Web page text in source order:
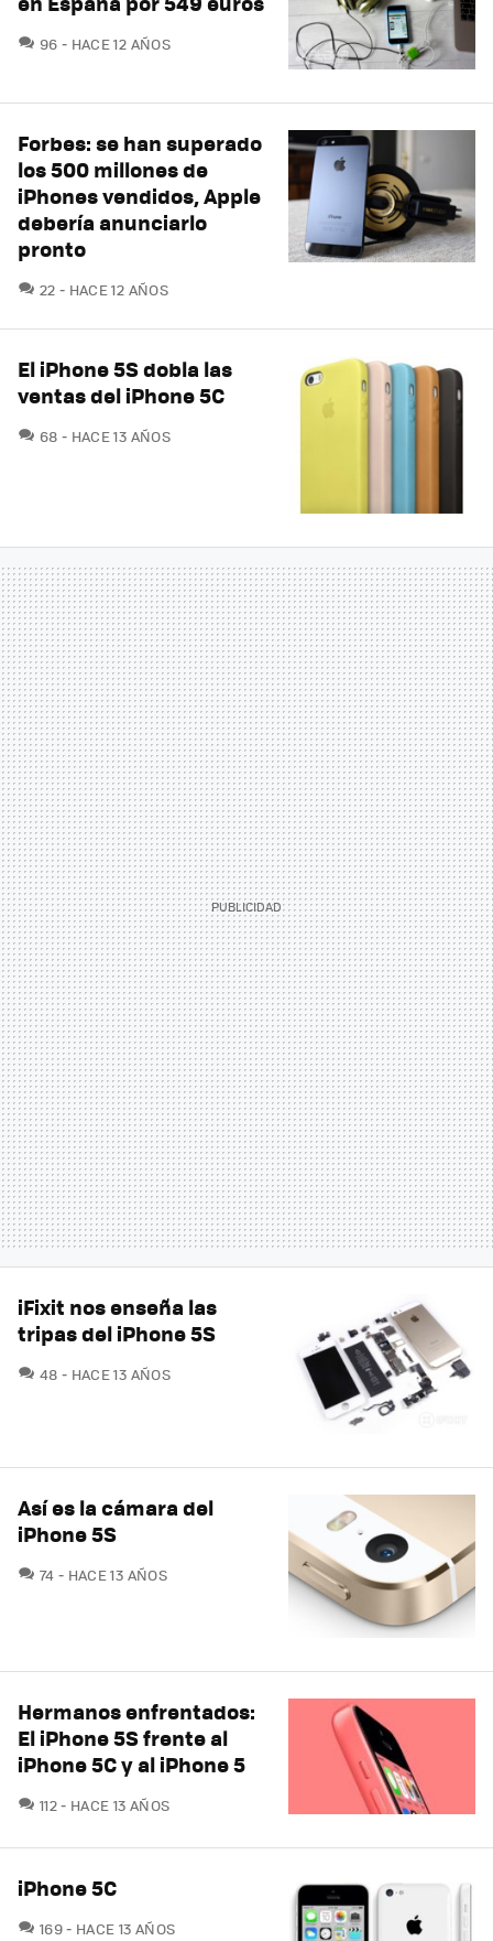
96 COMENTARIOS
HACE 12 AÑOS
Forbes: se han superado
los 500 millones de
iPhones vendidos, Apple
debería anunciarlo
pronto
22 COMENTARIOS
HACE 12 AÑOS
El iPhone 5S dobla las
ventas del iPhone 5C
68 COMENTARIOS
HACE 13 AÑOS
iFixit nos enseña las
tripas del iPhone 5S
48 COMENTARIOS
HACE 13 AÑOS
Así es la cámara del
iPhone 5S
74 COMENTARIOS
HACE 13 AÑOS
Hermanos enfrentados:
El iPhone 5S frente al
iPhone 5C y al iPhone 5
112COMENTARIOS
HACE 13 AÑOS
iPhone 5C
169COMENTARIOS
HACE 13 AÑOS